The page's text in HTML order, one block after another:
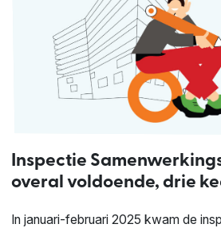
Inspectie
overal voldoende, drie
In januari-februari 2025 kwam de